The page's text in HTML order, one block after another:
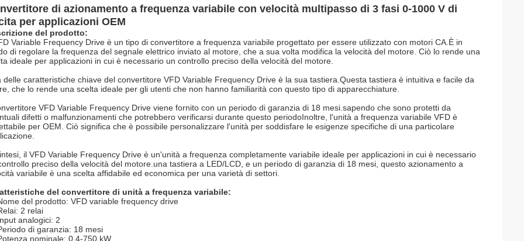
di azionamento a frequenza variabile con velocità multipasso di 3 fasi 0-1000 V di
per applicazioni OEM
del prodotto:
Variable Frequency Drive è un tipo di convertitore a frequenza variabile progettato per essere utilizzato con motori CA.È in
di regolare la frequenza del segnale elettrico inviato al motore, che a sua volta modifica la velocità del motore. Ciò lo rende una
ideale per applicazioni in cui è necessario un controllo preciso della velocità del motore.
delle caratteristiche chiave del convertitore VFD Variable Frequency Drive è la sua tastiera.Questa tastiera è intuitiva e facile da
che lo rende una scelta ideale per gli utenti che non hanno familiarità con questo tipo di apparecchiature.
VFD Variable Frequency Drive viene fornito con un periodo di garanzia di 18 mesi.sapendo che sono protetti da
difetti o malfunzionamenti che potrebbero verificarsi durante questo periodoInoltre, l'unità a frequenza variabile VFD è
per OEM. Ciò significa che è possibile personalizzare l'unità per soddisfare le esigenze specifiche di una particolare
il VFD Variable Frequency Drive è un'unità a frequenza completamente variabile ideale per applicazioni in cui è necessario
preciso della velocità del motore.una tastiera a LED/LCD, e un periodo di garanzia di 18 mesi, questo azionamento a
variabile è una scelta affidabile ed economica per una varietà di settori.
del convertitore di unità a frequenza variabile:
del prodotto: VFD variable frequency drive
2 relai
analogici: 2
di garanzia: 18 mesi
nominale: 0,4-750 kW